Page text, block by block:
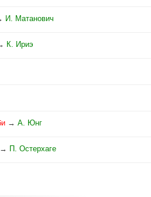
И. Матанович
К. Ириэ
→ А. Юнг
→ П. Остерхаге